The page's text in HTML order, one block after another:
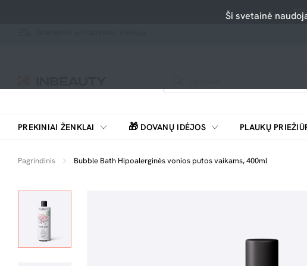
-
PREKINIAI ŽENKLAI 🎁 DOVANŲ IDĖJOS PLAUKŲ
Pagrindinis Bubble Bath Hipoalerginės vonios putos vaikams, 400ml
Ši svetainė